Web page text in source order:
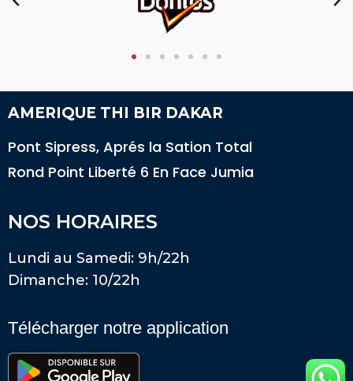
AMERIQUE THI BIR DAKAR
Pont Sipress, Aprés la Sation Total
Rond Point Liberté 6 En Face Jumia
NOS HORAIRES
Lundi au Samedi: 9h/22h
Dimanche: 10/22h
Télécharger notre application